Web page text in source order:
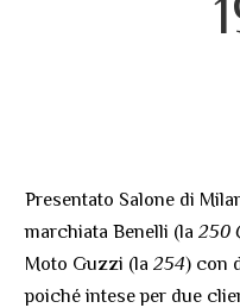
Presentato Salone di
marchiata Benelli (la 250
Moto Guzzi (la 254) con
poiché intese per due